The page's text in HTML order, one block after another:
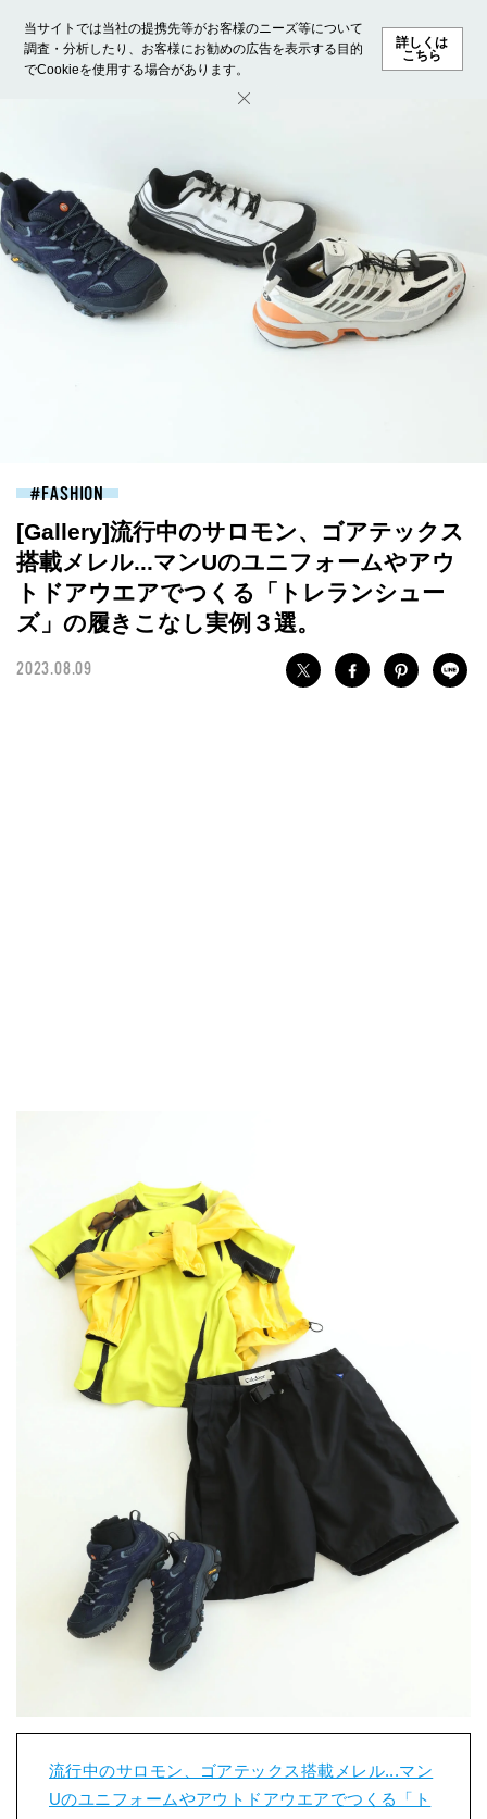
当サイトでは当社の提携先等がお客様のニーズ等について
調査・分析したり、お客様にお勧めの広告を表示する目的
でCookieを使用する場合があります。
詳しくは
こちら
ホーム モデル募集 ランキング ファッション ビューテ
FASHION
[Gallery]流行中のサロモン、ゴアテックス
搭載メレル...マンUのユニフォームやアウ
トドアウエアでつくる「トレランシュー
ズ」の履きこなし実例３選。
2023.08.09
流行中のサロモン、ゴアテックス搭載メレル...マン
Uのユニフォームやアウトドアウエアでつくる「ト